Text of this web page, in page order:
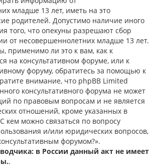
младше 13 лет, иметь на это
родителей. Допустимо наличие иного
того, что опекуны разрешают сбор
от несовершеннолетних младше 13 лет.
применимо ли это к вам, как к
на консультативном форуме, или к
форуму, обратитесь за помощью к
внимание, что phpBB Limited
консультативного форума не может
по правовым вопросам и не является
отношений, кроме указанных в
кем можно связаться по вопросу
и/или юридических вопросов,
форумом?».
в России данный акт не имеет
.